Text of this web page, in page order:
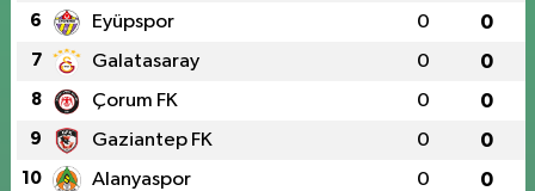
6 Eyüpspor 0 0
7 Galatasaray 0 0
8 Çorum FK 0 0
9 Gaziantep FK 0 0
10 Alanyaspor 0 0